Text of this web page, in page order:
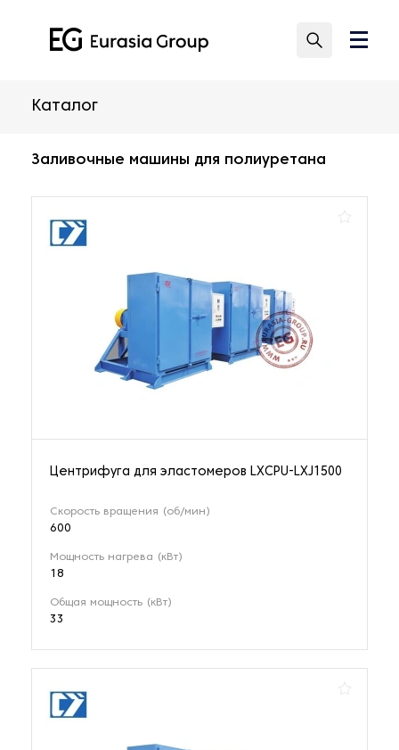
Каталог
Заливочные машины для полиуретана
Центрифуга для эластомеров LXCPU-LXJ1500
Скорость вращения (об/мин)
600
Мощность нагрева (кВт)
18
Общая мощность (кВт)
33